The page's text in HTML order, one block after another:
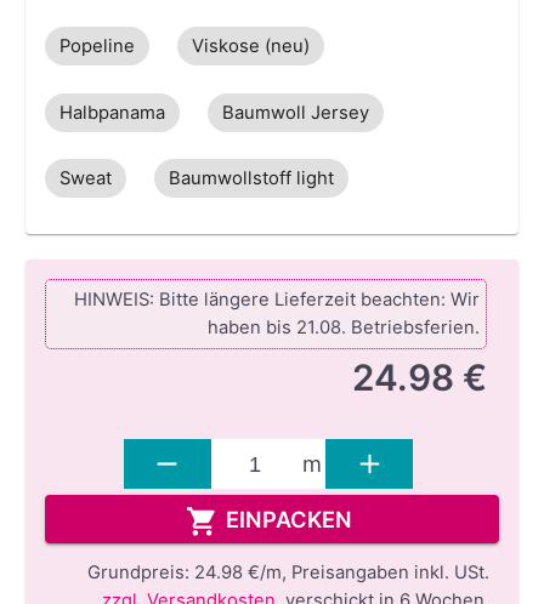
Popeline Viskose (neu)
Halbpanama Baumwoll Jersey
Sweat Baumwollstoff light
HINWEIS: Bitte längere Lieferzeit beachten: Wir
haben bis 21.08. Betriebsferien.
24.98 €
m
EINPACKEN
Grundpreis: 24.98 €/m, Preisangaben inkl. USt.